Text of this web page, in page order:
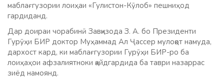
маблағгузории лоиҳаи «Гулистон-Кӯлоб» пешниҳод
гардиданд.
Дар доираи чорабинӣ Завқизода З. А. бо Президенти
Гурӯҳи БИР доктор Муҳаммад Ал Ҷассер мулоқот намуда,
дархост кард, ки маблағгузории Гурӯҳи БИР-ро ба
лоиҳаҳои афзалиятноки қайдгардида ба таври назаррас
зиёд намоянд.